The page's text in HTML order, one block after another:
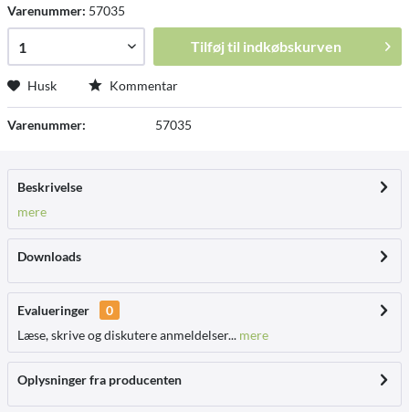
Varenummer: 57035
Tilføj til indkøbskurven
Husk Kommentar
Varenummer: 57035
Beskrivelse
mere
Downloads
Evalueringer
0
Læse, skrive og diskutere anmeldelser... mere
Oplysninger fra producenten